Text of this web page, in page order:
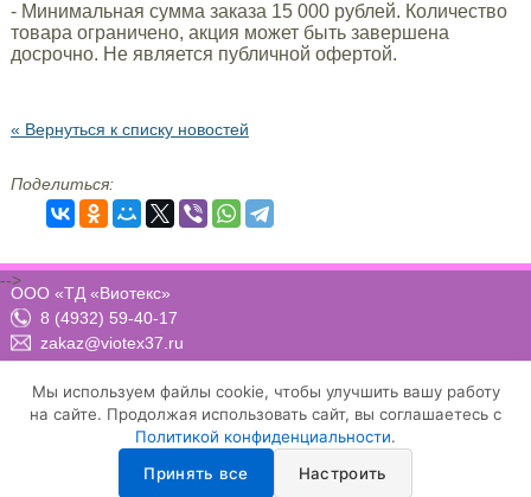
- Минимальная сумма заказа 15 000 рублей. Количество
товара ограничено, акция может быть завершена
досрочно. Не является публичной офертой.
« Вернуться к списку новостей
Поделиться:
ООО «ТД «Виотекс»
8 (4932) 59-40-17
zakaz@viotex37.ru
Положение о конфиденциальности и защите персональных данных
Условия осуществления рассылки email-сообщений
-->
Мы используем файлы cookie, чтобы улучшить вашу работу
на сайте. Продолжая использовать сайт, вы соглашаетесь с
Политикой конфиденциальности.
Принять все
Настроить